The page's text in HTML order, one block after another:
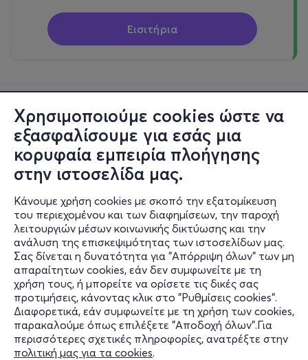
Χρησιμοποιούμε cookies ώστε να
εξασφαλίσουμε για εσάς μια
κορυφαία εμπειρία πλοήγησης
στην ιστοσελίδα μας.
Κάνουμε χρήση cookies με σκοπό την εξατομίκευση
του περιεχομένου και των διαφημίσεων, την παροχή
λειτουργιών μέσων κοινωνικής δικτύωσης και την
ανάλυση της επισκεψιμότητας των ιστοσελίδων μας.
Σας δίνεται η δυνατότητα για "Απόρριψη όλων" των μη
απαραίτητων cookies, εάν δεν συμφωνείτε με τη
χρήση τους, ή μπορείτε να ορίσετε τις δικές σας
προτιμήσεις, κάνοντας κλικ στο "Ρυθμίσεις cookies".
Διαφορετικά, εάν συμφωνείτε με τη χρήση των cookies,
παρακαλούμε όπως επιλέξετε "Αποδοχή όλων".Για
περισσότερες σχετικές πληροφορίες, ανατρέξτε στην
πολιτική μας για τα cookies.
Εισιτήρια
Πληροφορίες
Υποστήριξη
Stay Connected